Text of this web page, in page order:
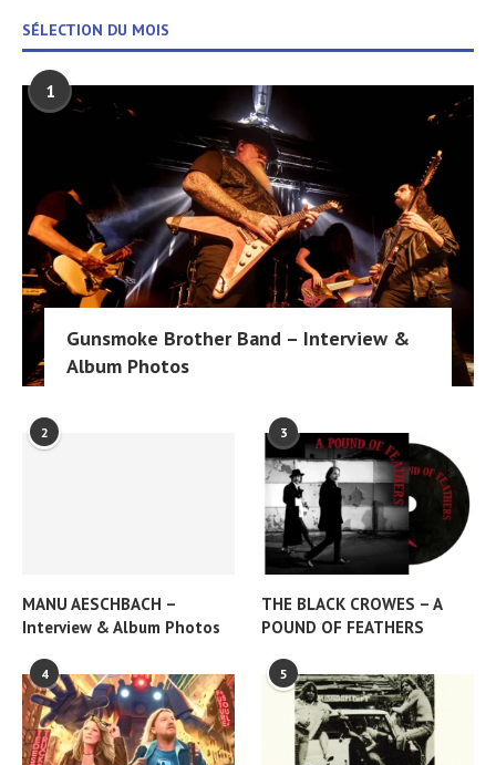
SÉLECTION DU MOIS
1
Gunsmoke Brother Band – Interview &
Album Photos
2
MANU AESCHBACH –
Interview & Album Photos
3
THE BLACK CROWES – A
POUND OF FEATHERS
4 5